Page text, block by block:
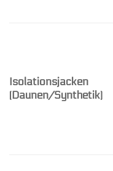
Isolationsjacken
(Daunen/Synthetik)